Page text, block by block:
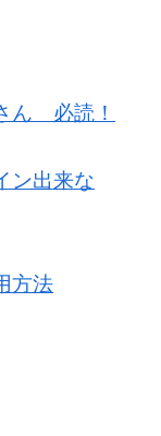
ん 必読！
ン出来な
方法